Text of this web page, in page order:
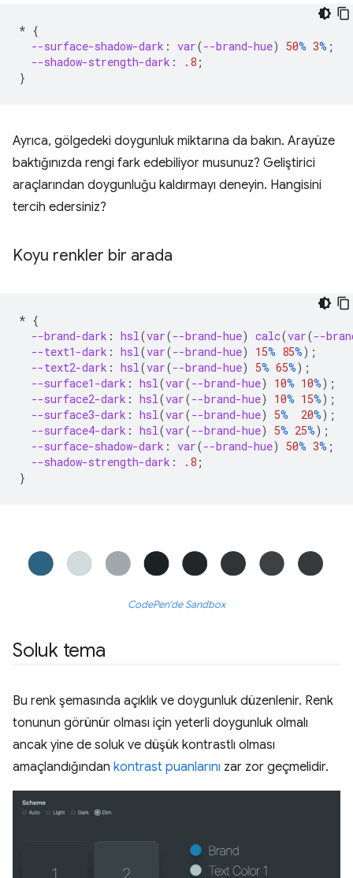
* {
--surface-shadow-dark : var(--brand-hue) 50% 3% ;
--shadow-strength-dark : .8 ;
}
Ayrıca, gölgedeki doygunluk miktarına da bakın. Arayüze
baktığınızda rengi fark edebiliyor musunuz? Geliştirici
araçlarından doygunluğu kaldırmayı deneyin. Hangisini
tercih edersiniz?
Koyu renkler bir arada
* {
--brand-dark : hsl(var(--brand-hue) calc(var(--
--text1-dark : hsl(var(--brand-hue) 15% 85%);
--text2-dark : hsl(var(--brand-hue) 5% 65%);
--surface1-dark : hsl(var(--brand-hue) 10% 10%);
--surface2-dark : hsl(var(--brand-hue) 10% 15%);
--surface3-dark : hsl(var(--brand-hue) 5% 20%);
--surface4-dark : hsl(var(--brand-hue) 5% 25%);
--surface-shadow-dark : var(--brand-hue) 50% 3% ;
--shadow-strength-dark : .8 ;
}
CodePen'de Sandbox
Soluk tema
Bu renk şemasında açıklık ve doygunluk düzenlenir. Renk
tonunun görünür olması için yeterli doygunluk olmalı
ancak yine de soluk ve düşük kontrastlı olması
amaçlandığından kontrast puanlarını zar zor geçmelidir.